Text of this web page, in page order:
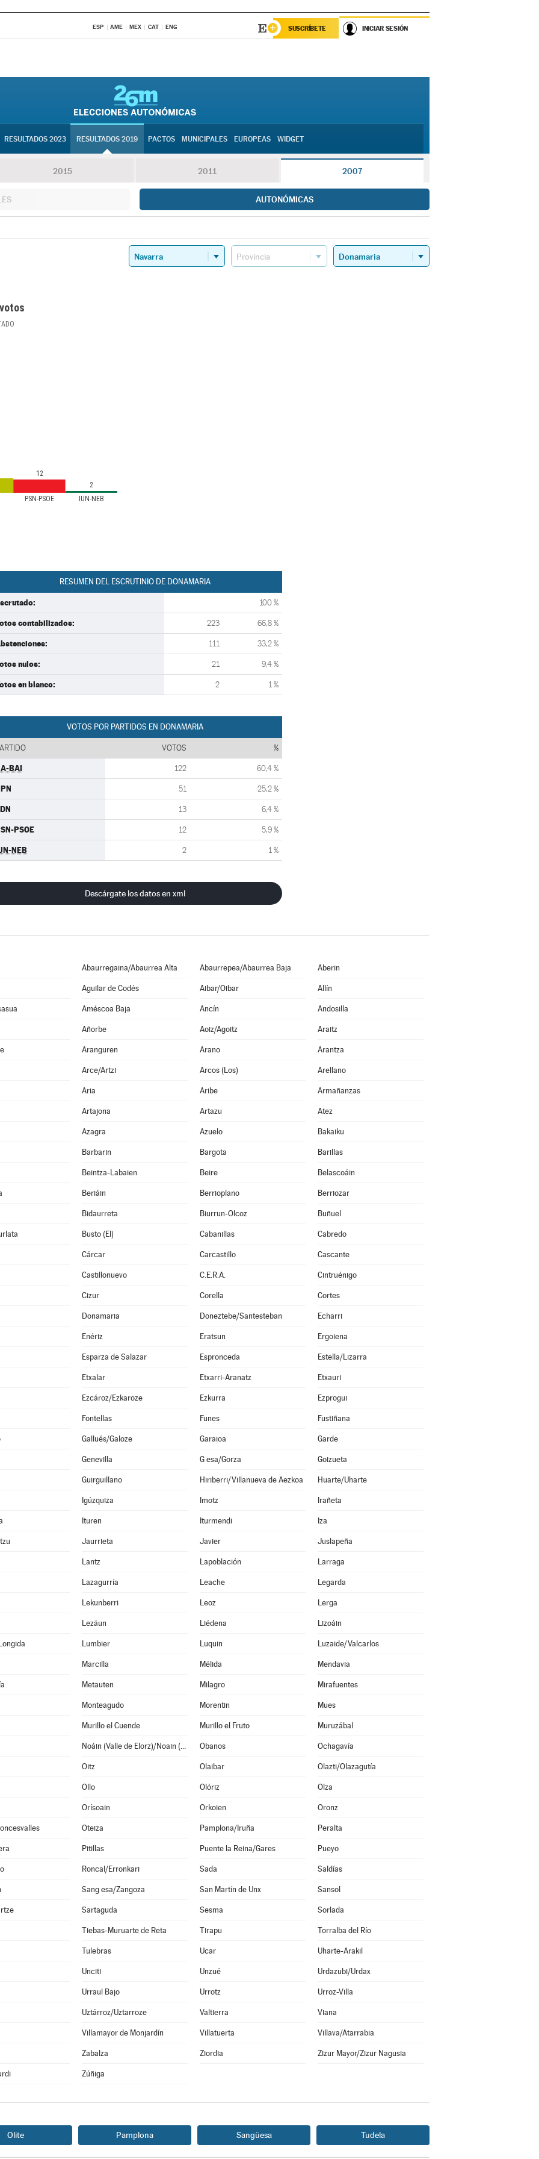
ESP AME MEX CAT ENG SUSCRÍBETE INICIAR SESIÓN
RESULTADOS 2023 RESULTADOS 2019 PACTOS MUNICIPALES EUROPEAS WIDGET
2015 2011 2007
AUTONÓMICAS
PSN-PSOE IUN-NEB
12
2
RESUMEN DEL ESCRUTINIO DE DONAMARIA
100 %
contabilizados: 223 66,8 %
111 33,2 %
nulos: 21 9,4 %
en blanco: 2 1 %
VOTOS POR PARTIDOS EN DONAMARIA
VOTOS %
BAI 122 60,4 %
51 25,2 %
13 6,4 %
PSOE 12 5,9 %
NEB 2 1 %
Descárgate los datos en xml
Abaurregaina/Abaurrea Alta Abaurrepea/Abaurrea Baja Aberin
Aguilar de Codés Aibar/Oibar Allín
Améscoa Baja Ancín Andosilla
Añorbe Aoiz/Agoitz Araitz
Aranguren Arano Arantza
Arce/Artzi Arcos (Los) Arellano
Aria Aribe Armañanzas
Artajona Artazu Atez
Azagra Azuelo Bakaiku
Barbarin Bargota Barillas
Beintza-Labaien Beire Belascoáin
Beriáin Berrioplano Berriozar
Bidaurreta Biurrun-Olcoz Buñuel
Busto (El) Cabanillas Cabredo
Cárcar Carcastillo Cascante
Castillonuevo C.E.R.A. Cintruénigo
Cizur Corella Cortes
Donamaria Doneztebe/Santesteban Echarri
Enériz Eratsun Ergoiena
Esparza de Salazar Espronceda Estella/Lizarra
Etxalar Etxarri-Aranatz Etxauri
Ezcároz/Ezkaroze Ezkurra Ezprogui
Fontellas Funes Fustiñana
Gallués/Galoze Garaioa Garde
Genevilla G esa/Gorza Goizueta
Guirguillano Hiriberri/Villanueva de Aezkoa Huarte/Uharte
Igúzquiza Imotz Irañeta
Ituren Iturmendi Iza
Jaurrieta Javier Juslapeña
Lantz Lapoblación Larraga
Lazagurría Leache Legarda
Lekunberri Leoz Lerga
Lezáun Liédena Lizoáin
Lumbier Luquin Luzaide/Valcarlos
Marcilla Mélida Mendavia
Metauten Milagro Mirafuentes
Monteagudo Morentin Mues
Murillo el Cuende Murillo el Fruto Muruzábal
Noáin (Valle de Elorz)/Noain (Elortzibar) Obanos Ochagavía
Oitz Olaibar Olazti/Olazagutía
Ollo Olóriz Olza
Orísoain Orkoien Oronz
Oteiza Pamplona/Iruña Peralta
Pitillas Puente la Reina/Gares Pueyo
Roncal/Erronkari Sada Saldías
Sang esa/Zangoza San Martín de Unx Sansol
Sartaguda Sesma Sorlada
Tiebas-Muruarte de Reta Tirapu Torralba del Río
Tulebras Ucar Uharte-Arakil
Unciti Unzué Urdazubi/Urdax
Urraul Bajo Urrotz Urroz-Villa
Uztárroz/Uztarroze Valtierra Viana
Villamayor de Monjardín Villatuerta Villava/Atarrabia
Zabalza Ziordia Zizur Mayor/Zizur Nagusia
Zúñiga
Olite Pamplona Sangüesa Tudela